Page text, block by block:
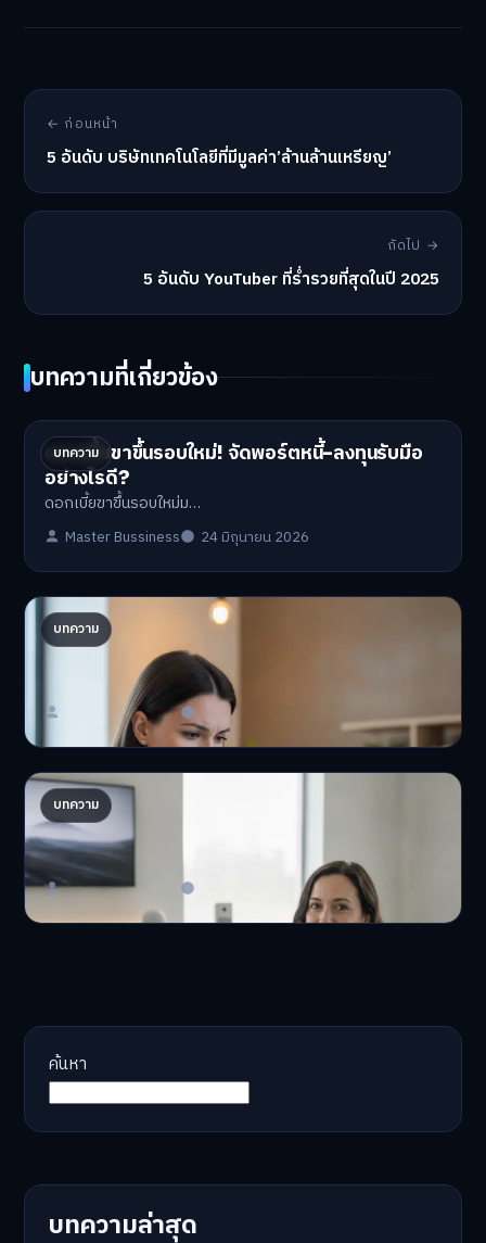
← ก่อนหน้า
5 อันดับ บริษัทเทคโนโลยีที่มีมูลค่า’ล้านล้านเหรียญ’
ถัดไป →
5 อันดับ YouTuber ที่ร่ำรวยที่สุดในปี 2025
บทความที่เกี่ยวข้อง
บทความ
ดอกเบี้ยขาขึ้นรอบใหม่! จัดพอร์ตหนี้-ลงทุนรับมือ
อย่างไรดี?
ดอกเบี้ยขาขึ้นรอบใหม่ม…
Master Bussiness 24 มิถุนายน 2026
บทความ
ปรับพอร์ตรับ ‘เงินดิจิทัล 2.0’ จัดสรรงบอย่างไรไม่
ให้พัง
'เงินดิจิทัล 2.0' มาแล…
Master Bussiness 23 มิถุนายน 2026
บทความ
AI จัดพอร์ตให้ปัง! เทรนด์ลงทุนยุคใหม่ ไม่ต้องเฝ้า
จอ
AI จัดพอร์ตให้ปัง! หมด…
Master Bussiness 23 มิถุนายน 2026
ค้นหา
บทความล่าสุด